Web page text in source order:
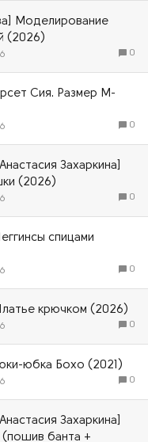
Моделирование
(2026)
0
Сия. Размер M-
0
Захаркина]
(2026)
0
спицами
0
крючком (2026)
0
юбка Бохо (2021)
0
Захаркина]
банта +